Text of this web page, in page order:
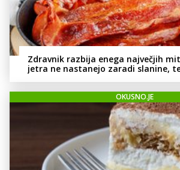
Zdravnik razbija enega največjih
jetra ne nastanejo zaradi slanine,
OKUSNO.JE